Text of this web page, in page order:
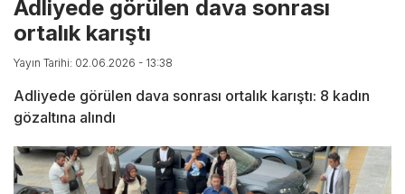
Adliyede görülen dava sonrası
ortalık karıştı
Yayın Tarihi: 02.06.2026 - 13:38
Adliyede görülen dava sonrası ortalık karıştı: 8 kadın
gözaltına alındı